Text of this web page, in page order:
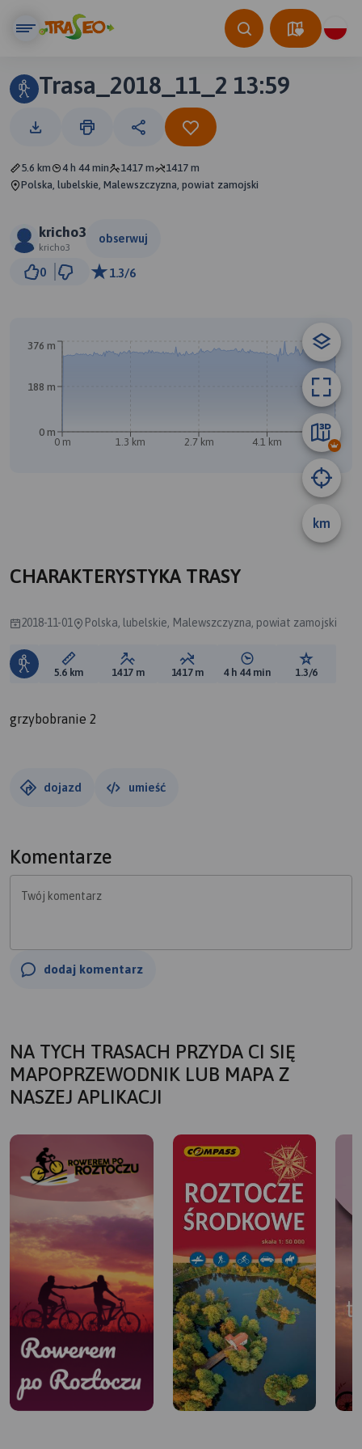
Trasa_2018_11_2 13:59
5.6 km 4 h 44 min 1417 m
1417 m
Polska, lubelskie, Malewszczyzna, powiat zamojski
kricho3
kricho3
obserwuj
0 1.3/6
km
0 m 1.3 km 2.7 km 4.1 km 5.5 km
0 m
188 m
376 m
CHARAKTERYSTYKA TRASY
2018-11-01 Polska, lubelskie, Malewszczyzna, powiat zamojski
Długość trasy:
5.6 km Suma przewyższeń:
1417 m Suma spadków:
1417 m Średni czas potrzebny
4 h 44 min Ocena
1.3/6
grzybobranie 2
dojazd umieść
Komentarze
Twój komentarz
dodaj komentarz
NA TYCH TRASACH PRZYDA CI SIĘ
MAPOPRZEWODNIK LUB MAPA Z
NASZEJ APLIKACJI